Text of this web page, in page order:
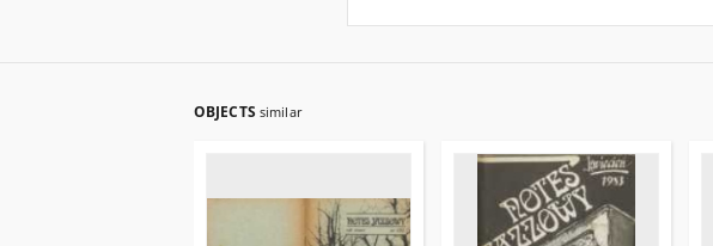
OBJECTS similar